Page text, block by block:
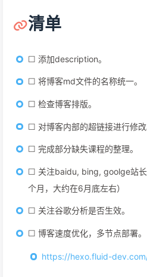
清单
☐ 添加description。
☐ 将博客md文件的名称统一。
☐ 检查博客排版。
☐ 对博客内部的超链接进行修改
☐ 完成部分缺失课程的整理。
☐ 关注baidu, bing, goolge站
个月，大约在6月底左右）
☐ 关注谷歌分析是否生效。
☐ 博客速度优化，多节点部署。
https://hexo.fluid-